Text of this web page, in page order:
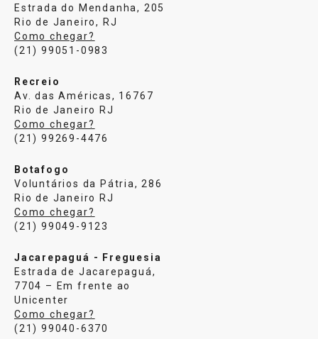
Estrada do Mendanha, 205
Rio de Janeiro, RJ
Como chegar?
(21) 99051-0983
Recreio
Av. das Américas, 16767
Rio de Janeiro RJ
Como chegar?
(21) 99269-4476
Botafogo
Voluntários da Pátria, 286
Rio de Janeiro RJ
Como chegar?
(21) 99049-9123
Jacarepaguá - Freguesia
Estrada de Jacarepaguá,
7704 – Em frente ao
Unicenter
Como chegar?
(21) 99040-6370